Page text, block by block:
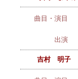
曲目・演目
出演
吉村 明子